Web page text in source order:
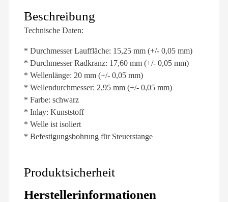
Beschreibung
Technische Daten:
* Durchmesser Lauffläche: 15,25 mm (+/- 0,05 mm)
* Durchmesser Radkranz: 17,60 mm (+/- 0,05 mm)
* Wellenlänge: 20 mm (+/- 0,05 mm)
* Wellendurchmesser: 2,95 mm (+/- 0,05 mm)
* Farbe: schwarz
* Inlay: Kunststoff
* Welle ist isoliert
* Befestigungsbohrung für Steuerstange
Produktsicherheit
Herstellerinformationen